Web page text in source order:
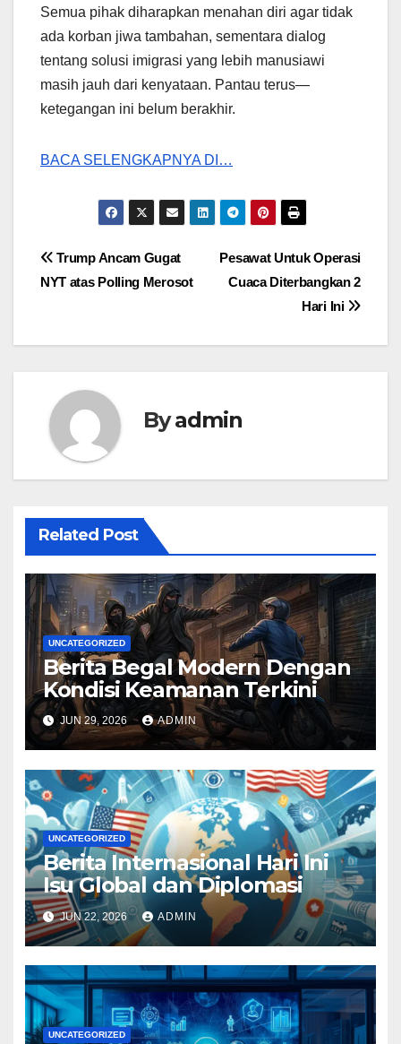
Semua pihak diharapkan menahan diri agar tidak
ada korban jiwa tambahan, sementara dialog
tentang solusi imigrasi yang lebih manusiawi
masih jauh dari kenyataan. Pantau terus—
ketegangan ini belum berakhir.
BACA SELENGKAPNYA DI…
Post
navigation
Pesawat Untuk Operasi
Cuaca Diterbangkan 2
Hari Ini
Trump Ancam Gugat
NYT atas Polling Merosot
Byadmin
Related Post
UNCATEGORIZED
Berita Begal Modern Dengan
Kondisi Keamanan Terkini
JUN 29, 2026 ADMIN
UNCATEGORIZED
Berita Internasional Hari Ini
Isu Global dan Diplomasi
JUN 22, 2026 ADMIN
UNCATEGORIZED